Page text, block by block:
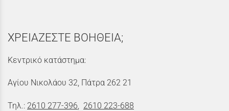
ΧΡΕΙΑΖΕΣΤΕ ΒΟΗΘΕΙΑ;
Κεντρικό κατάστημα:
Αγίου Νικολάου 32, Πάτρα 262 21
Τηλ.: 2610 277-396 2610 223-688